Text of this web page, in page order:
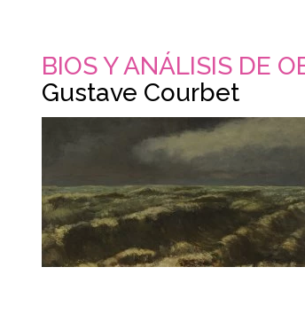
BIOS Y ANÁLISIS DE
Gustave Courbet